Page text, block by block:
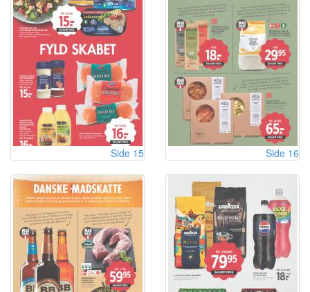
Side 15 Side 16